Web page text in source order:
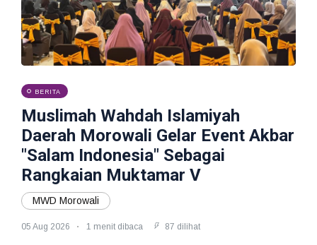
BERITA
Muslimah Wahdah Islamiyah
Daerah Morowali Gelar Event Akbar
"Salam Indonesia" Sebagai
Rangkaian Muktamar V
MWD Morowali
05 Aug 2026 1 menit dibaca 87 dilihat